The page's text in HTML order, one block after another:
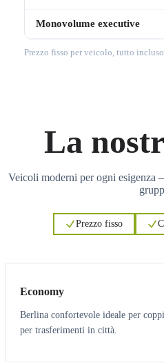
Monovolume executive
Prezzo fisso per veicolo, tutto
La
Veicoli moderni per ogni
Prezzo fisso
Economy
Berlina confortevole ideale per
per trasferimenti in città.